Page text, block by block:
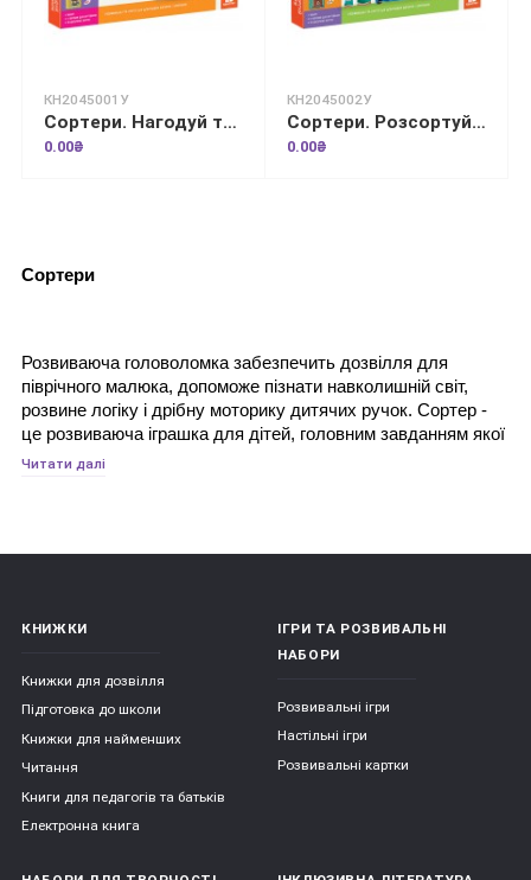
КН2045001У
Сортери. Нагодуй тваринок
0.00₴
КН2045002У
Сортери. Розсортуй сміття
0.00₴
Сортери
Розвиваюча головоломка забезпечить дозвілля для
піврічного малюка, допоможе пізнати навколишній світ,
розвине логіку і дрібну моторику дитячих ручок. Сортер -
це розвиваюча іграшка для дітей, головним завданням якої
є сортування предметів за різними ознаками. Це перша
творчий розвиток у дітей.
Сортери можуть бути виконані з різних матеріалів: з
дерева, пластика, пластмаси, гуми або з тканини.
Якість використовуваних матеріалів постійно
контролюється. Вони безпечні для дітей, не мають
сторонніх запахів;
Читати далі
КНИЖКИ
Книжки для дозвілля
Підготовка до школи
Книжки для найменших
Читання
Книги для педагогів та батьків
Електронна книга
ІГРИ ТА РОЗВИВАЛЬНІ
НАБОРИ
Розвивальні ігри
Настільні ігри
Розвивальні картки